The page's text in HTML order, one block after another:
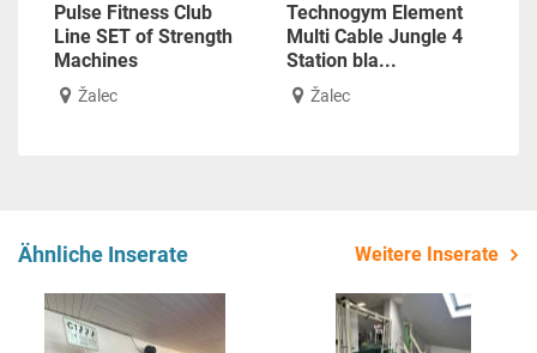
Pulse Fitness Club
Line SET of Strength
Machines
Žalec
Technogym Element
Multi Cable Jungle 4
Station bla...
Žalec
Ähnliche Inserate Weitere Inserate